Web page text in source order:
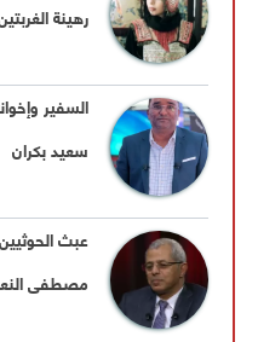
رهينة
السفير
سعيد بكران
عبث
مصطفى